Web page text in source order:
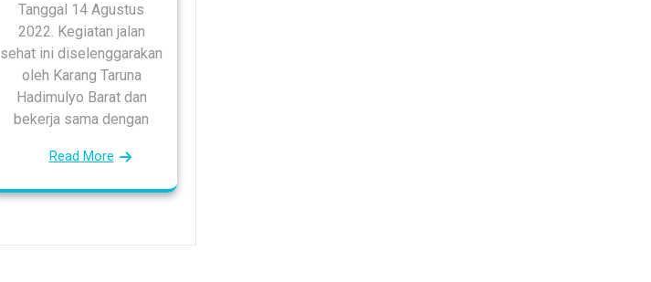
Tanggal 14 Agustus
2022. Kegiatan jalan
sehat ini diselenggarakan
oleh Karang Taruna
Hadimulyo Barat dan
bekerja sama dengan
Read More